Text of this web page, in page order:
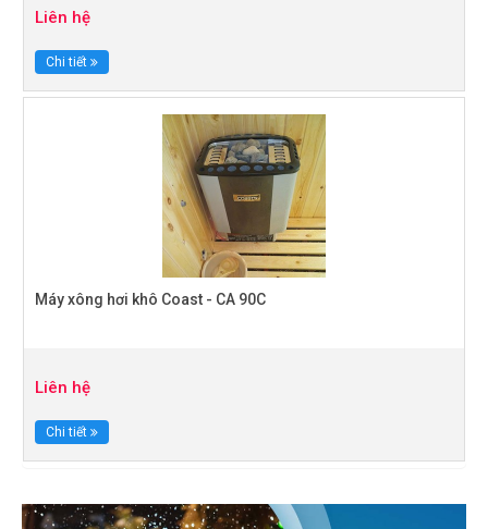
Liên hệ
Chi tiết
Máy xông hơi khô Coast - CA 90C
Liên hệ
Chi tiết